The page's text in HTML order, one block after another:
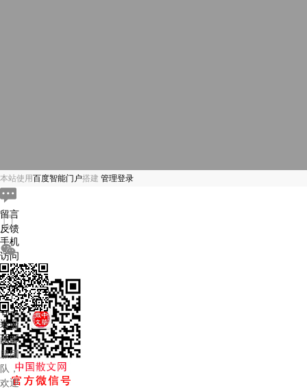
本站使用百度智能门户搭建 管理登录
留言
反馈
手机
访问
手机
扫一
扫访
问移
动版
微信
在线
客服
专业
的客
服团
队，
欢迎
返回
顶部